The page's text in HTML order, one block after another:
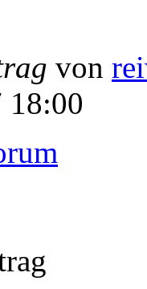
von
18:00